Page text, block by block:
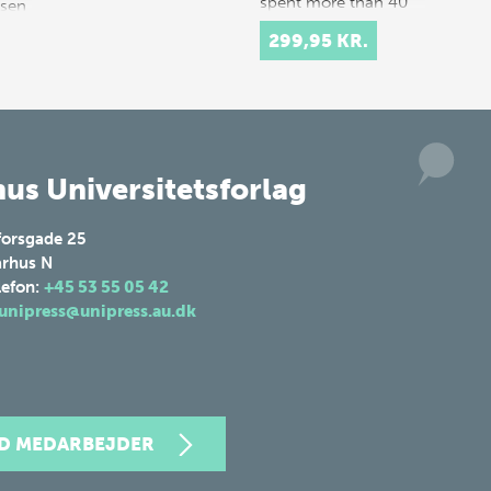
years work…
299,95 KR.
Universitetsforlag
25
N
+45 53 55 05 42
unipress@unipress.au.dk
MEDARBEJDER